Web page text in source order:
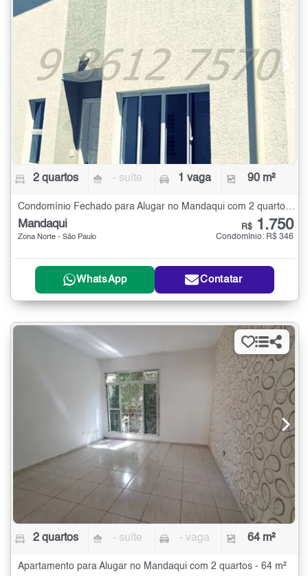
2 quartos - suíte 1 vaga 90 m²
Mandaqui
Zona Norte - São Paulo
R$ 1.750
Condomínio: R$ 346
WhatsApp Contatar
2 quartos - suíte - vaga 64 m²
Apartamento para Alugar no Mandaqui com 2 quartos - 64 m²